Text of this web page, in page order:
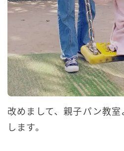
改めまして、親子パン教
します。